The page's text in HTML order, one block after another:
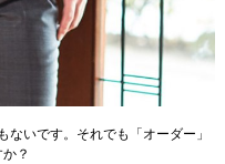
いです。それでも「オーダー」
？